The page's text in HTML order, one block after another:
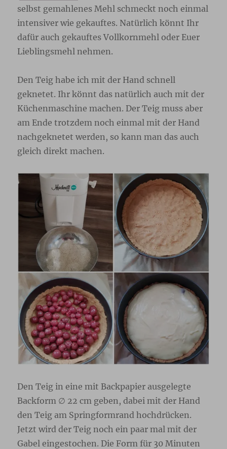
selbst gemahlenes Mehl schmeckt noch einmal
intensiver wie gekauftes. Natürlich könnt Ihr
dafür auch gekauftes Vollkornmehl oder Euer
Lieblingsmehl nehmen.
Den Teig habe ich mit der Hand schnell
geknetet. Ihr könnt das natürlich auch mit der
Küchenmaschine machen. Der Teig muss aber
am Ende trotzdem noch einmal mit der Hand
nachgeknetet werden, so kann man das auch
gleich direkt machen.
Den Teig in eine mit Backpapier ausgelegte
Backform ∅ 22 cm geben, dabei mit der Hand
den Teig am Springformrand hochdrücken.
Jetzt wird der Teig noch ein paar mal mit der
Gabel eingestochen. Die Form für 30 Minuten